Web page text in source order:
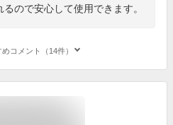
ので安心して使用できます。
コメント（14件）